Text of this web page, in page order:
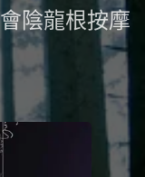
會陰龍根按摩